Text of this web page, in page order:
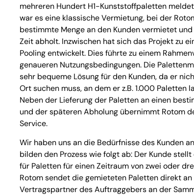
mehreren Hundert H1-Kunststoffpaletten
war es eine klassische Vermietung, bei der
bestimmte Menge an den Kunden vermietet
Zeit abholt. Inzwischen hat sich das Projekt zu
Pooling entwickelt. Dies führte zu einem
genaueren Nutzungsbedingungen. Die
sehr bequeme Lösung für den Kunden, da er
Ort suchen muss, an dem er z.B. 1.000 Paletten
Neben der Lieferung der Paletten an einen
und der späteren Abholung übernimmt Rotom
Service.
Wir haben uns an die Bedürfnisse des Kunden
bilden den Prozess wie folgt ab: Der Kunde
für Paletten für einen Zeitraum von zwei oder
Rotom sendet die gemieteten Paletten direkt
Vertragspartner des Auftraggebers an der